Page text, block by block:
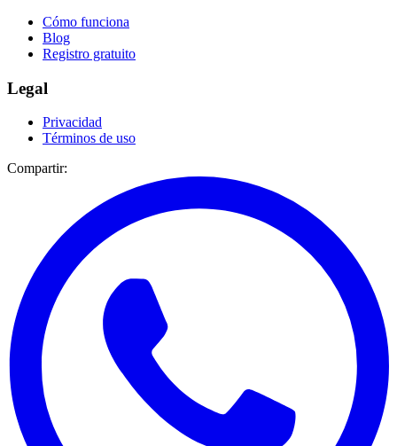
Cómo funciona
Blog
Registro gratuito
Legal
Privacidad
Términos de uso
Compartir: